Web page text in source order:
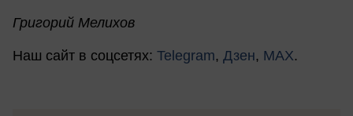
Григорий Мелихов
Наш сайт в соцсетях: Telegram, Дзен, MAX.